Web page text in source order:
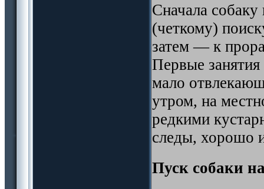
Сначала
(четкому)
затем — к
Первые занятия
мало
утром, на
редкими
следы, хорошо
Пуск собаки